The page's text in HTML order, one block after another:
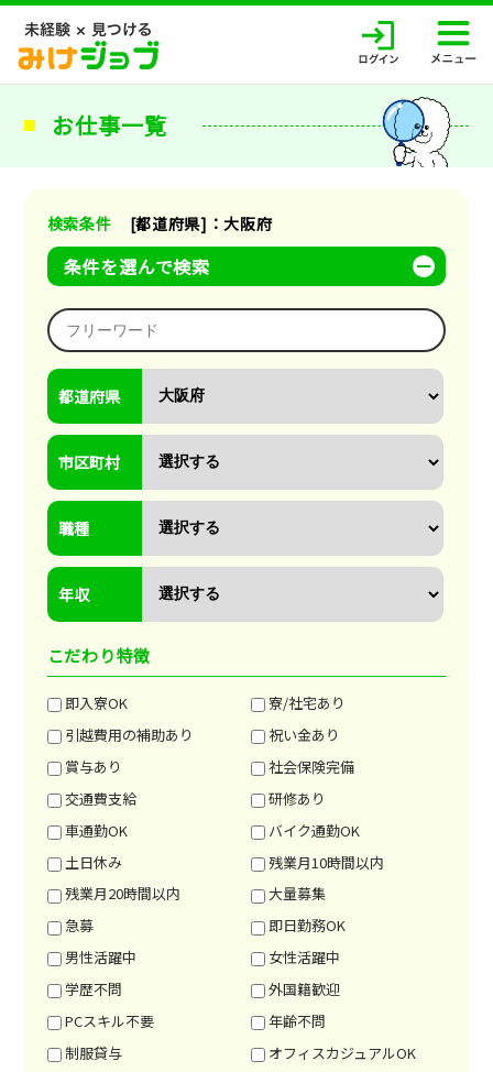
お仕事一覧
検索条件 [都道府県]：大阪府
条件を選んで検索
都道府県
市区町村
職種
年収
こだわり特徴
即入寮OK
寮/社宅あり
引越費用の補助あり
祝い金あり
賞与あり
社会保険完備
交通費支給
研修あり
車通勤OK
バイク通勤OK
土日休み
残業月10時間以内
残業月20時間以内
大量募集
急募
即日勤務OK
男性活躍中
女性活躍中
学歴不問
外国籍歓迎
PCスキル不要
年齢不問
制服貸与
オフィスカジュアルOK